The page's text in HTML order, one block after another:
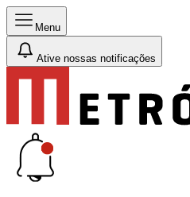
Menu
Ative nossas notificações